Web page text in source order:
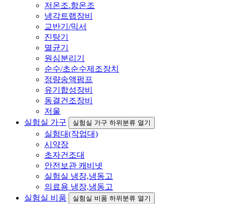
저온조.항온조
냉각트랩장비
교반기/믹서
진탕기
멸균기
원심분리기
순수/초순수제조장치
정량송액펌프
유기합성장비
동결건조장비
저울
실험실 가구
실험실 가구 하위분류 열기
실험대(작업대)
시약장
초자건조대
안전보관 캐비넷
실험실 냉장,냉동고
의료용 냉장,냉동고
실험실 비품
실험실 비품 하위분류 열기